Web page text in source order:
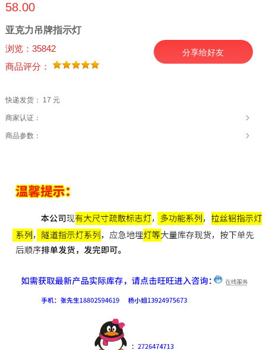
58.00
亚克力吊牌指示灯
浏览：35842
商品评分：
分享给好友
快递发货： 17 元
商家认证：
商品参数：